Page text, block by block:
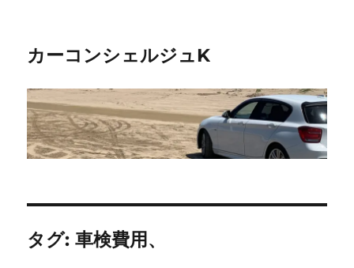
カーコンシェルジュK
タグ:車検費用、